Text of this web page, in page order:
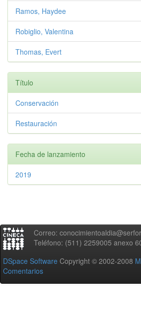
Ramos, Haydee
Robiglio, Valentina
Thomas, Evert
Título
Conservación
Restauración
Fecha de lanzamiento
2019
Correo:
Teléfono: (511) 2259005 anexo
DSpace Software Copyright © 2002-2008
Comentarios